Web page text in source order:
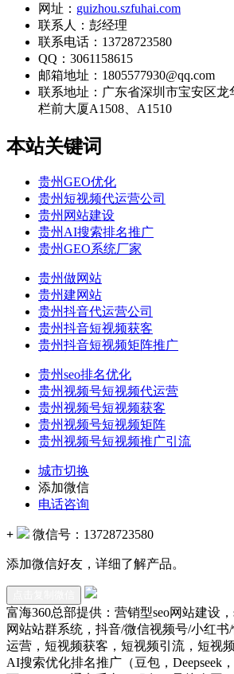
网址： guizhou.szfuhai.com
联系人：彭经理
联系电话：13728723580
QQ：3061158615
邮箱地址：1805577930@qq.com
联系地址： 广东省深圳市宝安区龙
栏前大厦A1508、A1510
本站关键词
贵州GEO优化
贵州短视频代运营公司
贵州网站建设
贵州AI搜索排名推广
贵州GEO系统厂家
贵州做网站
贵州建网站
贵州抖音代运营公司
贵州抖音短视频获客
贵州抖音短视频矩阵推广
贵州seo排名优化
贵州视频号短视频代运营
贵州视频号短视频获客
贵州视频号短视频矩阵
贵州视频号短视频推广引流
城市切换
添加微信
电话咨询
+ 微信号： 13728723580
添加微信好友，详细了解产品。
富海360总部提供：营销型seo网站建设
网站站群系统，抖音/微信视频号/小红
运营，短视频获客，短视频引流，短视
AI搜索优化排名推广（豆包，Deepseek